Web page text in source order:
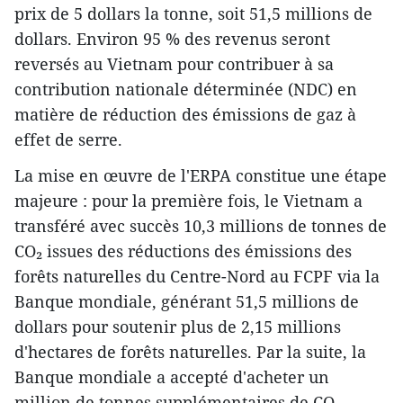
prix de 5 dollars la tonne, soit 51,5 millions de
dollars. Environ 95 % des revenus seront
reversés au Vietnam pour contribuer à sa
contribution nationale déterminée (NDC) en
matière de réduction des émissions de gaz à
effet de serre.
La mise en œuvre de l'ERPA constitue une étape
majeure : pour la première fois, le Vietnam a
transféré avec succès 10,3 millions de tonnes de
CO₂ issues des réductions des émissions des
forêts naturelles du Centre-Nord au FCPF via la
Banque mondiale, générant 51,5 millions de
dollars pour soutenir plus de 2,15 millions
d'hectares de forêts naturelles. Par la suite, la
Banque mondiale a accepté d'acheter un